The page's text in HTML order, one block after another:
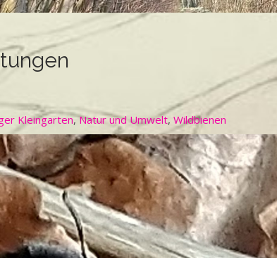
Kleingarten,Natur und Umwelt, Wildbienen